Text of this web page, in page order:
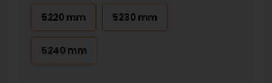
5220 mm 5230 mm
5240 mm